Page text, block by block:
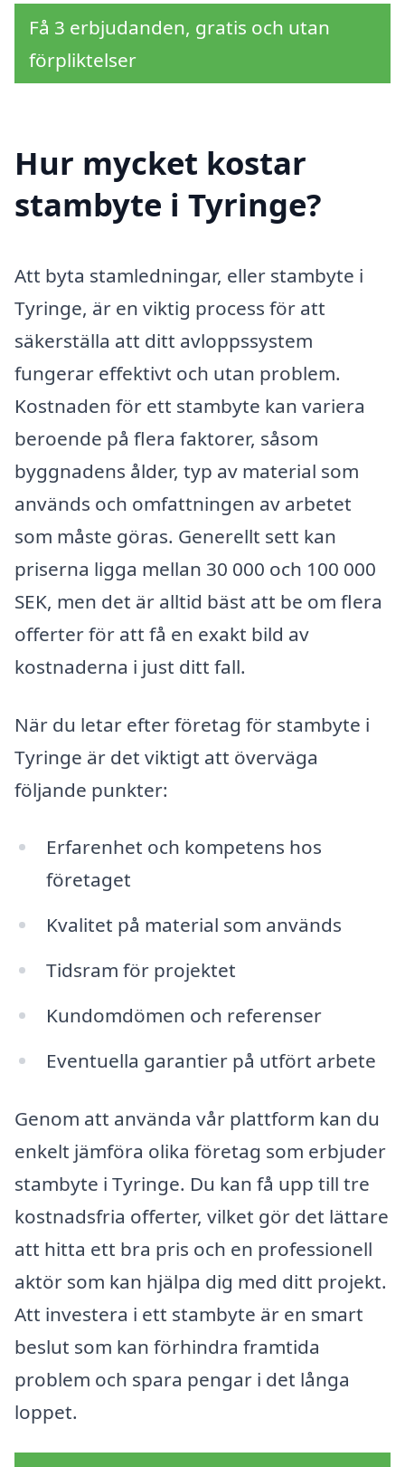
Få 3 erbjudanden, gratis och utan
förpliktelser
Hur mycket kostar
stambyte i Tyringe?
Att byta stamledningar, eller stambyte i
Tyringe, är en viktig process för att
säkerställa att ditt avloppssystem
fungerar effektivt och utan problem.
Kostnaden för ett stambyte kan variera
beroende på flera faktorer, såsom
byggnadens ålder, typ av material som
används och omfattningen av arbetet
som måste göras. Generellt sett kan
priserna ligga mellan 30 000 och 100 000
SEK, men det är alltid bäst att be om flera
offerter för att få en exakt bild av
kostnaderna i just ditt fall.
När du letar efter företag för stambyte i
Tyringe är det viktigt att överväga
följande punkter:
Erfarenhet och kompetens hos
företaget
Kvalitet på material som används
Tidsram för projektet
Kundomdömen och referenser
Eventuella garantier på utfört arbete
Genom att använda vår plattform kan du
enkelt jämföra olika företag som erbjuder
stambyte i Tyringe. Du kan få upp till tre
kostnadsfria offerter, vilket gör det lättare
att hitta ett bra pris och en professionell
aktör som kan hjälpa dig med ditt projekt.
Att investera i ett stambyte är en smart
beslut som kan förhindra framtida
problem och spara pengar i det långa
loppet.